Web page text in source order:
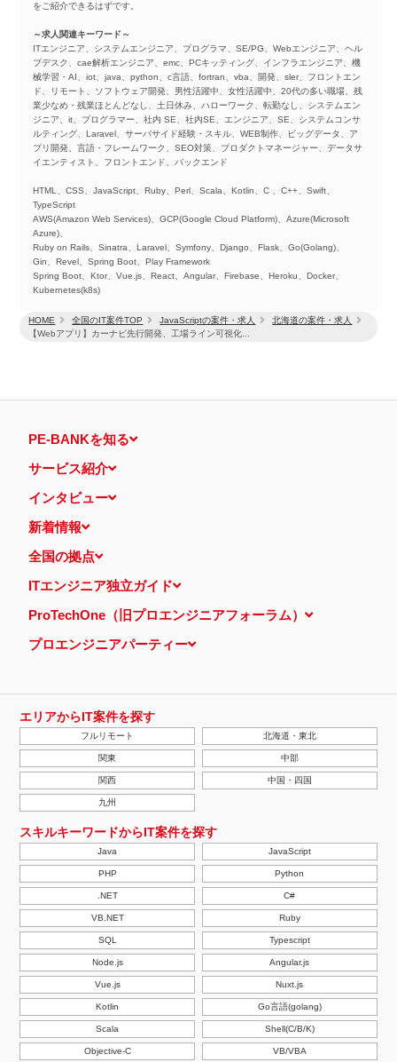
HOME 全国のIT案件TOP JavaScriptの案件・求人
北海道の案件・求人
【Webアプリ】カーナビ先行開発、工場ライン可視化...
をご紹介できるはずです。
～求人関連キーワード～
ITエンジニア、システムエンジニア、プログラマ、SE/PG、Webエンジニア、ヘル
プデスク、cae解析エンジニア、emc、PCキッティング、インフラエンジニア、機
械学習・AI、iot、java、python、c言語、fortran、vba、開発、sler、フロントエン
ド、リモート、ソフトウェア開発、男性活躍中、女性活躍中、20代の多い職場、残
業少なめ・残業ほとんどなし、土日休み、ハローワーク、転勤なし、システムエン
ジニア、it、プログラマー、社内 SE、社内SE、エンジニア、SE、システムコンサ
ルティング、Laravel、サーバサイド経験・スキル、WEB制作、ビッグデータ、ア
プリ開発、言語・フレームワーク、SEO対策、プロダクトマネージャー、データサ
イエンティスト、フロントエンド、バックエンド
HTML、CSS、JavaScript、Ruby、Perl、Scala、Kotlin、C 、C++、Swift、
TypeScript
AWS(Amazon Web Services)、GCP(Google Cloud Platform)、Azure(Microsoft
Azure)、
Ruby on Rails、Sinatra、Laravel、Symfony、Django、Flask、Go(Golang)、
Gin、Revel、Spring Boot、Play Framework
Spring Boot、Ktor、Vue.js、React、Angular、Firebase、Heroku、Docker、
Kubernetes(k8s)
PE-BANKを知る
サービス紹介
インタビュー
新着情報
全国の拠点
ITエンジニア独立ガイド
ProTechOne（旧プロエンジニアフォーラム）
プロエンジニアパーティー
エリアからIT案件を探す
フルリモート 北海道・東北
関東 中部
関西 中国・四国
九州
スキルキーワードからIT案件を探す
Java JavaScript
PHP Python
.NET C#
VB.NET Ruby
SQL Typescript
Node.js Angular.js
Vue.js Nuxt.js
Kotlin Go言語(golang)
Scala Shell(C/B/K)
Objective-C VB/VBA